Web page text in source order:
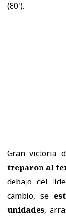
(80').
Gran victoria
treparon al
debajo del
cambio, se
unidades,